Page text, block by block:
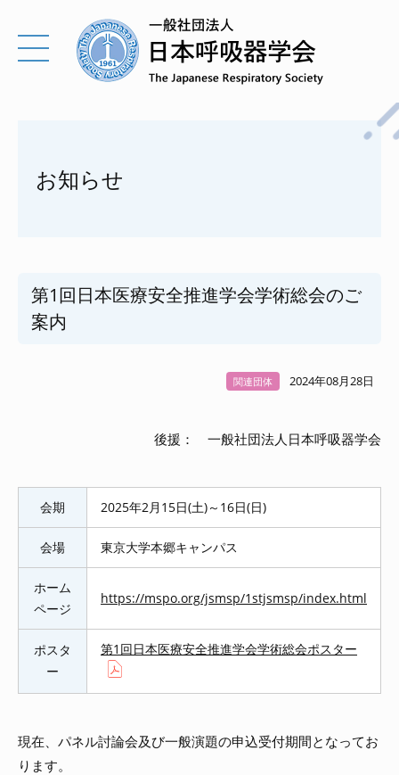
お知らせ
第1回日本医療安全推進学会学術総会のご
案内
関連団体 2024年08月28日
後援： 一般社団法人日本呼吸器学会
会期 2025年2月15日(土)～16日(日)
会場 東京大学本郷キャンパス
ホーム
ページ
https://mspo.org/jsmsp/1stjsmsp/index.html
ポスタ
ー
第1回日本医療安全推進学会学術総会ポスター
現在、パネル討論会及び一般演題の申込受付期間となってお
ります。